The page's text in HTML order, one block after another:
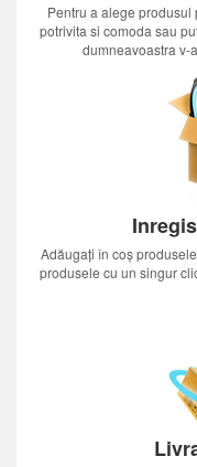
Pentru a alege
potrivita si comoda sau
dumneavoastra v-
Adăugați în coș
produsele cu un singur